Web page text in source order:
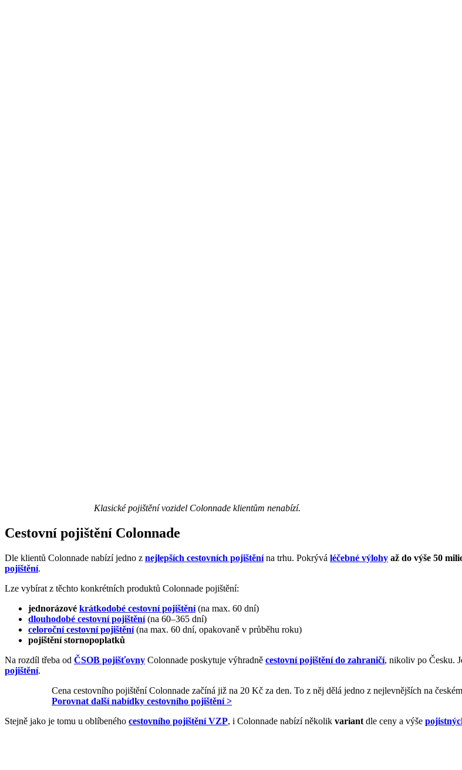
Klasické pojištění vozidel Colonnade klientům nenabízí.
Cestovní pojištění Colonnade
Dle klientů Colonnade nabízí jedno z nejlepších cestovních pojištěnína trhu. Pokrývá léčebné výlohy až do výše 50
pojištění.
Lze vybírat z těchto konkrétních produktů Colonnade pojištění:
jednorázové krátkodobé cestovní pojištění(na max. 60 dní)
dlouhodobé cestovní pojištění(na 60–365 dní)
celoroční cestovní pojištění(na max. 60 dní, opakovaně v průběhu roku)
pojištění stornopoplatků
Na rozdíl třeba od ČSOB pojišťovny Colonnade poskytuje výhradně cestovní pojištění do zahraničí, nikoliv po Česku.
pojištění.
Cena cestovního pojištění Colonnade začíná již na 20 Kč za den. To z něj dělá jedno z nejlevnějších na
Porovnat další nabídky cestovního pojištění >
Stejně jako je tomu u oblíbeného cestovního pojištění VZP, i Colonnade nabízí několik variant dle ceny a výše